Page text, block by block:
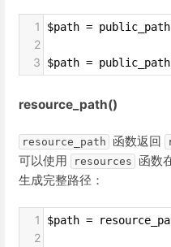
1 $path =
2
3
$path =
resource_path()
resource_path 函数返回
可以使用
resources 函数
生成完整路径：
1 $path =
2